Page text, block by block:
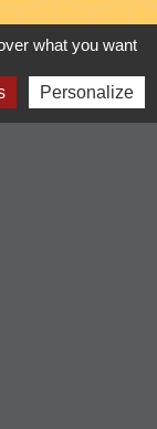
what you want
Personalize